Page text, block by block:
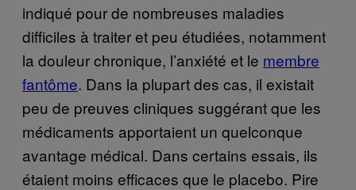
indiqué pour de nombreuses maladies
difficiles à traiter et peu étudiées, notamment
la douleur chronique, l’anxiété et le membre
fantôme. Dans la plupart des cas, il existait
peu de preuves cliniques suggérant que les
médicaments apportaient un quelconque
avantage médical. Dans certains essais, ils
étaient moins efficaces que le placebo. Pire